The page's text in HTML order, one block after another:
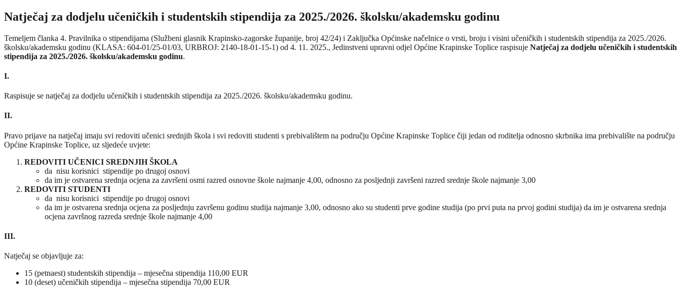
Natječaj za dodjelu učeničkih i studentskih stipendija za 2025./2026. školsku/akademsku godinu
Temeljem članka 4. Pravilnika o stipendijama (Službeni glasnik Krapinsko-zagorske županije, broj 42/24) i Zaključka Općinske načelnice o vrsti, broju i visini učeničkih i studentskih stipendija za 2025./2026.
školsku/akademsku godinu (KLASA: 604-01/25-01/03, URBROJ: 2140-18-01-15-1) od 4. 11. 2025., Jedinstveni upravni odjel Općine Krapinske Toplice raspisuje Natječaj za dodjelu učeničkih i studentskih
stipendija za 2025./2026. školsku/akademsku godinu.
I.
Raspisuje se natječaj za dodjelu učeničkih i studentskih stipendija za 2025./2026. školsku/akademsku godinu.
II.
Pravo prijave na natječaj imaju svi redoviti učenici srednjih škola i svi redoviti studenti s prebivalištem na području Općine Krapinske Toplice čiji jedan od roditelja odnosno skrbnika ima prebivalište na području
Općine Krapinske Toplice, uz sljedeće uvjete:
REDOVITI UČENICI SREDNJIH ŠKOLA
da nisu korisnici stipendije po drugoj osnovi
da im je ostvarena srednja ocjena za završeni osmi razred osnovne škole najmanje 4,00, odnosno za posljednji završeni razred srednje škole najmanje 3,00
REDOVITI STUDENTI
da nisu korisnici stipendije po drugoj osnovi
da im je ostvarena srednja ocjena za posljednju završenu godinu studija najmanje 3,00, odnosno ako su studenti prve godine studija (po prvi puta na prvoj godini studija) da im je ostvarena srednja
ocjena završnog razreda srednje škole najmanje 4,00
III.
Natječaj se objavljuje za:
15 (petnaest) studentskih stipendija – mjesečna stipendija 110,00 EUR
10 (deset) učeničkih stipendija – mjesečna stipendija 70,00 EUR